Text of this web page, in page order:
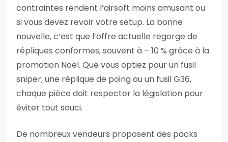
contraintes rendent l’airsoft moins amusant ou
si vous devez revoir votre setup. La bonne
nouvelle, c’est que l’offre actuelle regorge de
répliques conformes, souvent à – 10 % grâce à la
promotion Noël. Que vous optiez pour un fusil
sniper, une réplique de poing ou un fusil G36,
chaque pièce doit respecter la législation pour
éviter tout souci.
De nombreux vendeurs proposent des packs